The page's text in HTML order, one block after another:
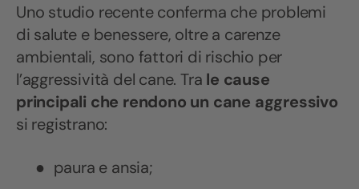
Uno studio recente conferma che problemi
di salute e benessere, oltre a carenze
ambientali, sono fattori di rischio per
l’aggressività del cane. Tra le cause
principali che rendono un cane aggressivo
si registrano:
● paura e ansia;